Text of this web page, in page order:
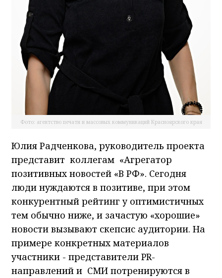
Фото: агентство печати и массовых коммуникаций Красноярского края
Юлия Радченкова, руководитель проекта
представит коллегам «Агрегатор
позитивных новостей «В РФ». Сегодня
люди нуждаются в позитиве, при этом
конкурентный рейтинг у оптимистичных
тем обычно ниже, и зачастую «хорошие»
новости вызывают скепсис аудитории. На
примере конкретных материалов
участники - представители PR-
направлений и СМИ потренируются в